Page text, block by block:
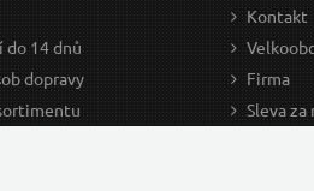
do 14 dnů
dopravy
Kontakt
Firma
Sleva